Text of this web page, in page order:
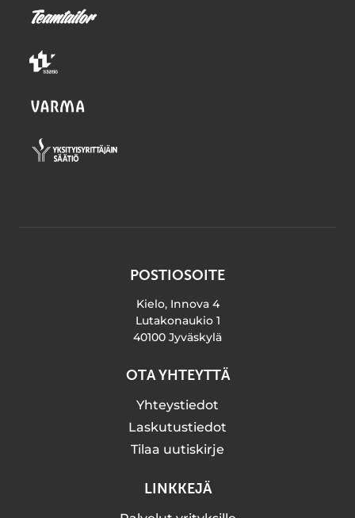
POSTIOSOITE
Kielo, Innova 4
Lutakonaukio 1
40100 Jyväskylä
OTA YHTEYTTÄ
Yhteystiedot
Laskutustiedot
Tilaa uutiskirje
LINKKEJÄ